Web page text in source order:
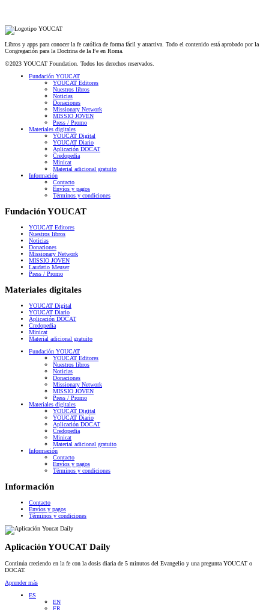
Libros y apps para conocer la fe católica de forma fácil y atractiva. Todo el contenido está aprobado por la
Congregación para la Doctrina de la Fe en Roma.
©2023 YOUCAT Foundation. Todos los derechos reservados.
Fundación YOUCAT
YOUCAT Editores
Nuestros libros
Noticias
Donaciones
Missionary Network
MISSIO JOVEN
Press / Promo
Materiales digitales
YOUCAT Digital
YOUCAT Diario
Aplicación DOCAT
Credopedia
Minicat
Material adicional gratuito
Información
Contacto
Envíos y pagos
Términos y condiciones
Fundación YOUCAT
YOUCAT Editores
Nuestros libros
Noticias
Donaciones
Missionary Network
MISSIO JOVEN
Laudatio Meuser
Press / Promo
Materiales digitales
YOUCAT Digital
YOUCAT Diario
Aplicación DOCAT
Credopedia
Minicat
Material adicional gratuito
Fundación YOUCAT
YOUCAT Editores
Nuestros libros
Noticias
Donaciones
Missionary Network
MISSIO JOVEN
Press / Promo
Materiales digitales
YOUCAT Digital
YOUCAT Diario
Aplicación DOCAT
Credopedia
Minicat
Material adicional gratuito
Información
Contacto
Envíos y pagos
Términos y condiciones
Información
Contacto
Envíos y pagos
Términos y condiciones
Aplicación YOUCAT Daily
Continúa creciendo en la fe con la dosis diaria de 5 minutos del Evangelio y una pregunta YOUCAT o
DOCAT.
Aprender más
ES
EN
FR